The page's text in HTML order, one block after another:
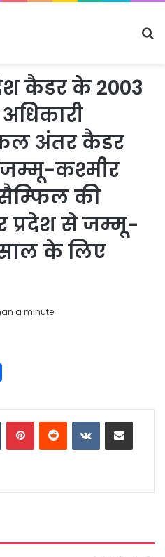
कैडर के 2003
अंतर कैडर
जम्मू-कश्मीर
की
प्रदेश से जम्मू-
के लिए
a minute
a
r
e
TumblrPinterestReddit VKontakteShare via Email